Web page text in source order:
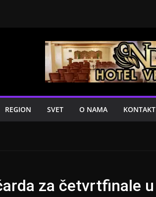
REGION SVET O NAMA KONTAKT
za četvrtfinale u